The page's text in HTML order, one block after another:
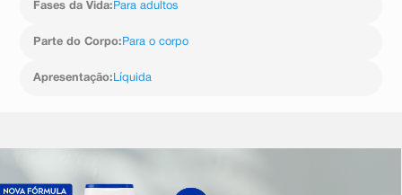
Fases da Vida: Para adultos
Parte do Corpo: Para o corpo
Apresentação: Líquida